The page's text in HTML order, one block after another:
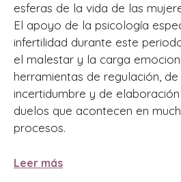
esferas de la vida de las
El apoyo de la psicología
infertilidad durante este
el malestar y la carga
herramientas de regulación,
incertidumbre y de
duelos que acontecen en
procesos.
Leer más